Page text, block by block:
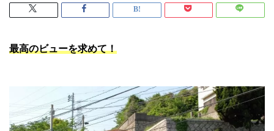
最高のビューを求めて！